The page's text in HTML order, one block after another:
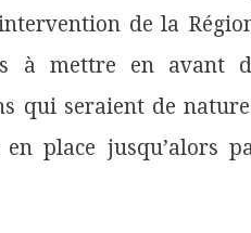
de la
à mettre en avant
qui seraient de
place jusqu’alors